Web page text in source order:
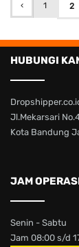
‹ 1 2
HUBUNGI
Jl.Mekarsari
Kota Bandung
JAM
Senin - Sabtu
Jam 08:00 s/d